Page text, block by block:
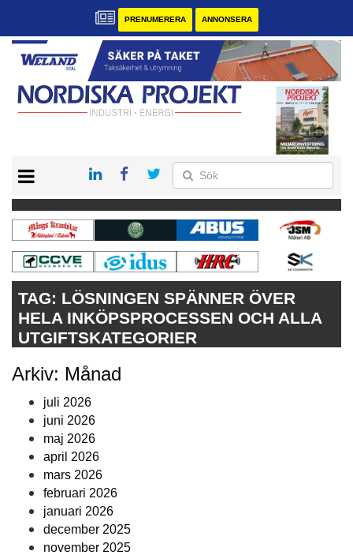
PRENUMERERA ANNONSERA
KONTAKT
VÅRA ANDRA MAGASIN
PRENUMERERA
ANNONSERA
TAG: LÖSNINGEN SPÄNNER ÖVER
HELA INKÖPSPROCESSEN OCH ALLA
UTGIFTSKATEGORIER
Arkiv: Månad
juli 2026
juni 2026
maj 2026
april 2026
mars 2026
februari 2026
januari 2026
december 2025
november 2025